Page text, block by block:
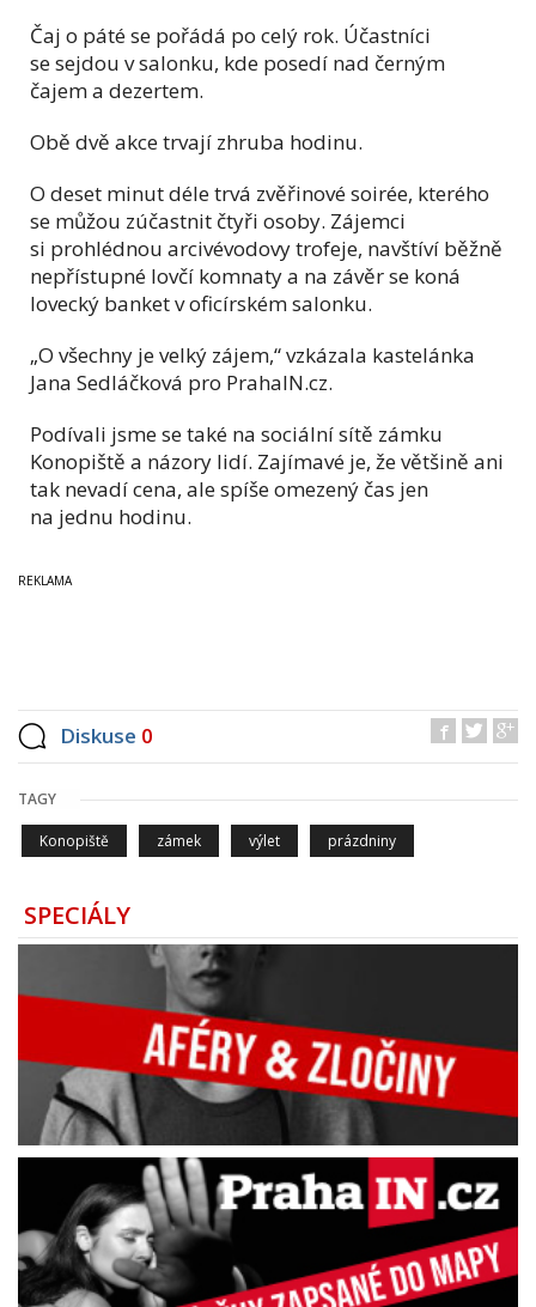
Čaj o páté se pořádá po celý rok. Účastníci
se sejdou v salonku, kde posedí nad černým
čajem a dezertem.
Obě dvě akce trvají zhruba hodinu.
O deset minut déle trvá zvěřinové soirée, kterého
se můžou zúčastnit čtyři osoby. Zájemci
si prohlédnou arcivévodovy trofeje, navštíví běžně
nepřístupné lovčí komnaty a na závěr se koná
lovecký banket v oficírském salonku.
„O všechny je velký zájem,“ vzkázala kastelánka
Jana Sedláčková pro PrahaIN.cz.
Podívali jsme se také na sociální sítě zámku
Konopiště a názory lidí. Zajímavé je, že většině ani
tak nevadí cena, ale spíše omezený čas jen
na jednu hodinu.
Diskuse 0
TAGY
Konopiště zámek výlet prázdniny
SPECIÁLY